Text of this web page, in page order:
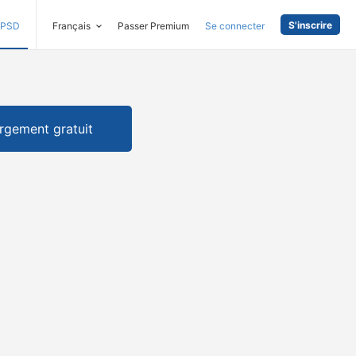
PSD Français Passer Premium Se connecter S'inscrire
gratuit